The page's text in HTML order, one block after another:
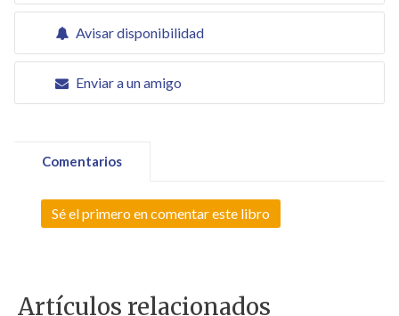
Avisar disponibilidad
Enviar a un amigo
Comentarios
Sé el primero en comentar este libro
Artículos relacionados